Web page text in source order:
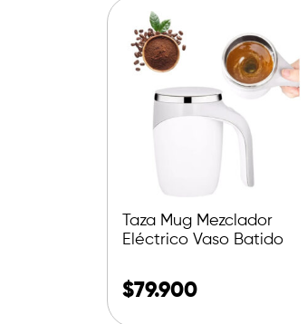
Taza Mug Mezclador
Eléctrico Vaso Batido
$79.900